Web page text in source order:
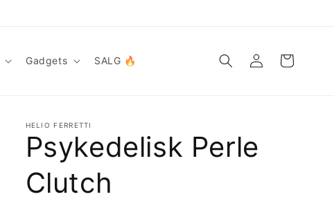
Gadgets SALG 🔥
Logg
inn
Handlekurv
HELIO FERRETTI
Psykedelisk Perle
Clutch